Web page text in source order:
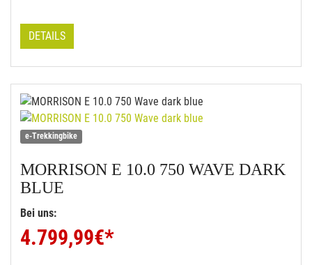
DETAILS
e-Trekkingbike
MORRISON E 10.0 750 WAVE DARK
BLUE
Bei uns:
4.799,99€*